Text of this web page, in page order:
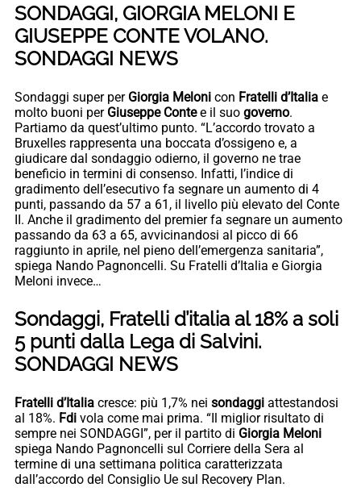
SONDAGGI, GIORGIA MELONI E
GIUSEPPE CONTE VOLANO.
SONDAGGI NEWS
Sondaggi super per Giorgia Meloni con Fratelli d’Italia e
molto buoni per Giuseppe Contee il suo governo.
Partiamo da quest’ultimo punto. “L’accordo trovato a
Bruxelles rappresenta una boccata d’ossigeno e, a
giudicare dal sondaggio odierno, il governo ne trae
beneficio in termini di consenso. Infatti, l’indice di
gradimento dell’esecutivo fa segnare un aumento di 4
punti, passando da 57 a 61, il livello più elevato del Conte
II. Anche il gradimento del premier fa segnare un aumento
passando da 63 a 65, avvicinandosi al picco di 66
raggiunto in aprile, nel pieno dell’emergenza sanitaria”,
spiega Nando Pagnoncelli. Su Fratelli d’Italia e Giorgia
Meloni invece…
Sondaggi, Fratelli d’italia al 18% a soli
5 punti dalla Lega di Salvini.
SONDAGGI NEWS
Fratelli d’Italia cresce: più 1,7% nei sondaggi attestandosi
al 18%. Fdi vola come mai prima. “Il miglior risultato di
sempre nei SONDAGGI”, per il partito di Giorgia Meloni
spiega Nando Pagnoncelli sul Corriere della Sera al
termine di una settimana politica caratterizzata
dall’accordo del Consiglio Ue sul Recovery Plan.